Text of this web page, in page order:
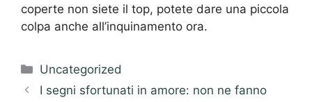
coperte non siete il top, potete dare una piccola
colpa anche all’inquinamento ora.
Categorie
Uncategorized
I segni sfortunati in amore: non ne fanno